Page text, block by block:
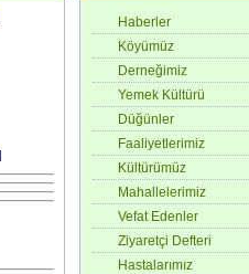
Haberler
Köyümüz
Derneğimiz
Yemek Kültürü
Düğünler
Faaliyetlerimiz
Kültürümüz
Mahallelerimiz
Vefat Edenler
Ziyaretçi Defteri
Hastalarımız